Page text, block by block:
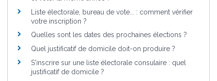
Liste électorale, bureau de vote... : comment vérifier
votre inscription ?
Quelles sont les dates des prochaines élections ?
Quel justificatif de domicile doit-on produire ?
S'inscrire sur une liste électorale consulaire : quel
justificatif de domicile ?